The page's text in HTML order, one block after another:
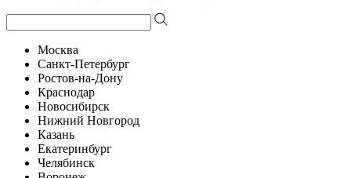
Москва
Санкт-Петербург
Ростов-на-Дону
Краснодар
Новосибирск
Нижний Новгород
Казань
Екатеринбург
Челябинск